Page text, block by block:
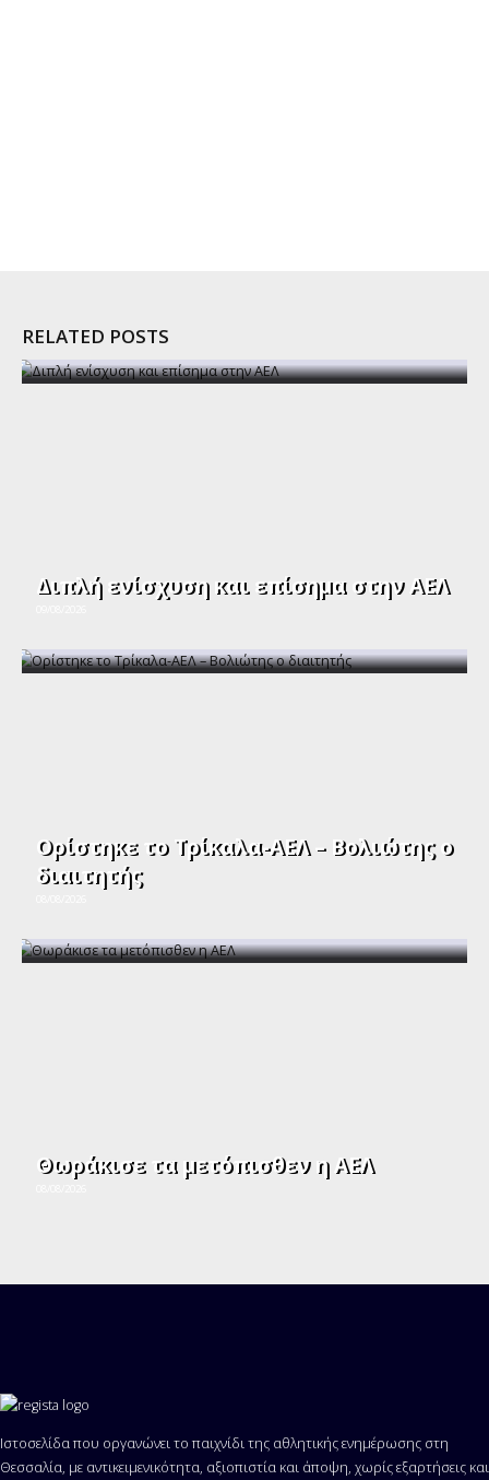
RELATED POSTS
Διπλή ενίσχυση και επίσημα στην ΑΕΛ
Ορίστηκε το Τρίκαλα-ΑΕΛ – Βολιώτης ο
διαιτητής
Θωράκισε τα μετόπισθεν η ΑΕΛ
Ιστοσελίδα που οργανώνει το παιχνίδι της αθλητικής ενημέρωσης στη
Θεσσαλία, με αντικειμενικότητα, αξιοπιστία και άποψη, χωρίς εξαρτήσεις και